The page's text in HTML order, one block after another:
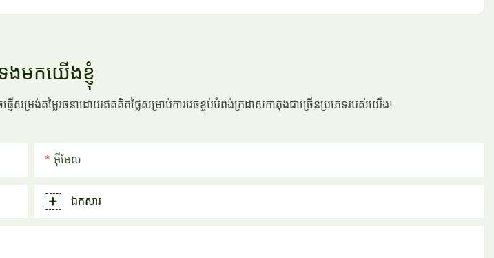
ងមកយើងខ្ញុំ
សម្រង់តម្លៃរចនាដោយឥតគិតថ្លៃសម្រាប់ការវេចខ្ចប់បំពង់ក្រដាសកាតុងជាច្រើនប្រភេទរបស់យើង!
អ៊ីមែល
ឯកសារ